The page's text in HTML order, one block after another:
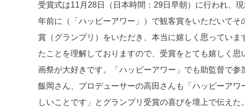
s
o
o
k
受賞式は11月28日（日本時間：29日早朝）に行われ、
年前に（「ハッピーアワー」）で観客賞をいただいて
賞（グランプリ）をいただき、本当に嬉しく思ってい
たことを理解しておりますので、受賞をとても嬉しく
画祭が大好きです。「ハッピーアワー」でも助監督で
飯岡さん、プロデューサーの高田さんも「ハッピーア
しいことです」とグランプリ受賞の喜びを壇上で伝えた。